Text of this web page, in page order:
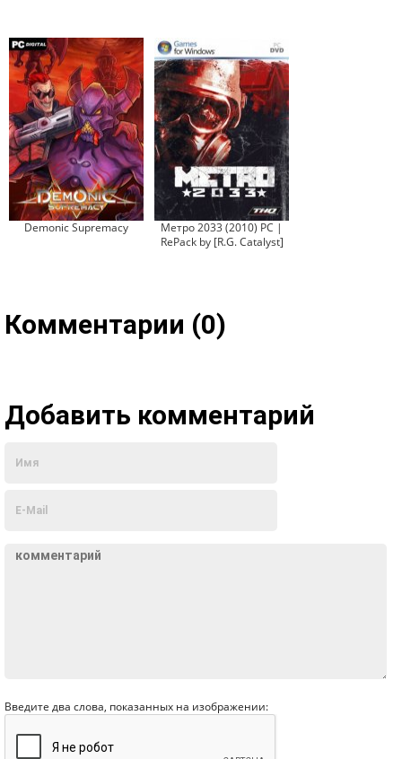
Demonic Supremacy
Метро 2033 (2010) PC |
RePack by [R.G. Catalyst]
Комментарии (0)
Добавить комментарий
Введите два слова, показанных на изображении: